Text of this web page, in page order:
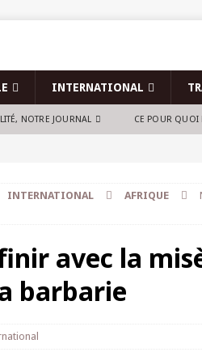
INTERNATIONAL
NOTRE JOURNAL CE POUR QUOI
INTERNATIONAL AFRIQUE
avec la
barbarie